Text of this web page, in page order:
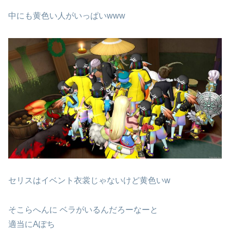
中にも黄色い人がいっぱいwww
セリスはイベント衣裳じゃないけど黄色いw
そこらへんに ベラがいるんだろーなーと
適当にAぽち